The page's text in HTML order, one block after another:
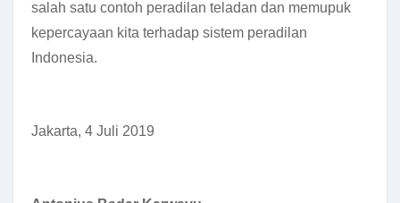
salah satu contoh peradilan teladan dan memupuk
kepercayaan kita terhadap sistem peradilan
Indonesia.
Jakarta, 4 Juli 2019